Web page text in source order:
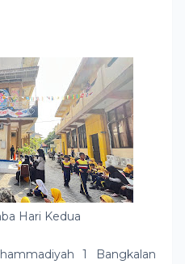
Hari Kedua
1 Bangkalan